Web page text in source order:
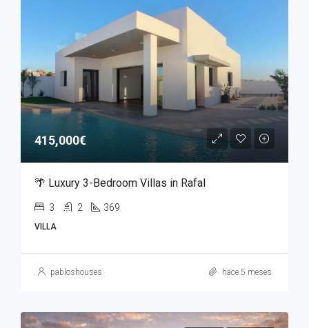
415,000€
🌴 Luxury 3-Bedroom Villas in Rafal
3 2 369
VILLA
pabloshouses hace 5 meses